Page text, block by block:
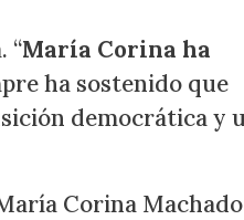
“María Corina ha
ha sostenido que
democrática y
Corina Machado